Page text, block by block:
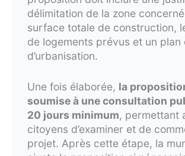
délimitation de la zone
surface totale de construction,
de logements prévus et un plan
d’urbanisation.
Une fois élaborée, la
soumise à une consultation
20 jours minimum, permettant
citoyens d’examiner et de
projet. Après cette étape, la